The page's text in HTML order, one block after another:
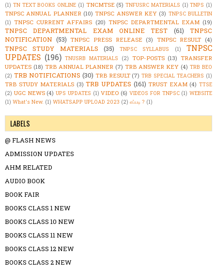
(1) TN TEXT BOOKS ONLINE (1) TNCMTSE (5) TNFUSRC MATERIALS (1) TNPS (1)
TNPSC ANNUAL PLANNER (10) TNPSC ANSWER KEY (3) TNPSC BULLETIN
(1) TNPSC CURRENT AFFAIRS (20) TNPSC DEPARTMENTAL EXAM (19)
TNPSC DEPARTMENTAL EXAM ONLINE TEST (61)
TNPSC
NOTIFICATION (53) TNPSC PRESS RELEASE (3) TNPSC RESULT (4)
TNPSC STUDY MATERIALS (35) TNPSC SYLLABUS (1)
TNPSC
UPDATES (196) TNUSRB MATERIALS (2) TOP-POSTS (13) TRANSFER
UPDATES (18) TRB ANNUAL PLANNER (7) TRB ANSWER KEY (4) TRB BEO
(2) TRB NOTIFICATIONS (30) TRB RESULT (7) TRB SPECIAL TEACHERS (1)
TRB STUDY MATERIALS (3) TRB UPDATES (161) TRUST EXAM (4) TTSE
(2) UGC NEWS (4) UPS UPDATES (1) VIDEO (6) VIDEOS FOR TNPSC (1) WEBSITE
(1) What's New. (1) WHATSAPP UPLOAD 2023 (2) எப்படி ? (1)
LABELS
@ FLASH NEWS
ADMISSION UPDATES
AHM RELATED
AUDIO BOOK
BOOK FAIR
BOOKS CLASS 1 NEW
BOOKS CLASS 10 NEW
BOOKS CLASS 11 NEW
BOOKS CLASS 12 NEW
BOOKS CLASS 2 NEW